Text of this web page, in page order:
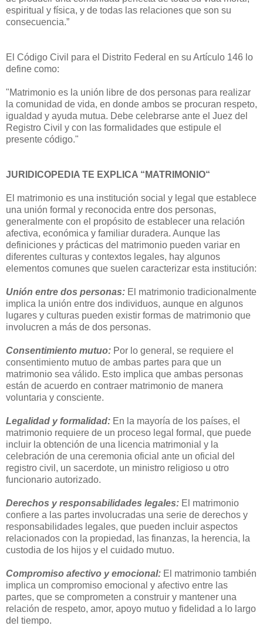
espiritual y física, y de todas las relaciones que son su
consecuencia.”
El Código Civil para el Distrito Federal en su Artículo 146 lo
define como:
"Matrimonio es la unión libre de dos personas para realizar
la comunidad de vida, en donde ambos se procuran respeto,
igualdad y ayuda mutua. Debe celebrarse ante el Juez del
Registro Civil y con las formalidades que estipule el
presente código."
JURIDICOPEDIA TE EXPLICA “MATRIMONIO“
El matrimonio es una institución social y legal que establece
una unión formal y reconocida entre dos personas,
generalmente con el propósito de establecer una relación
afectiva, económica y familiar duradera. Aunque las
definiciones y prácticas del matrimonio pueden variar en
diferentes culturas y contextos legales, hay algunos
elementos comunes que suelen caracterizar esta institución:
Unión entre dos personas: El matrimonio tradicionalmente
implica la unión entre dos individuos, aunque en algunos
lugares y culturas pueden existir formas de matrimonio que
involucren a más de dos personas.
Consentimiento mutuo: Por lo general, se requiere el
consentimiento mutuo de ambas partes para que un
matrimonio sea válido. Esto implica que ambas personas
están de acuerdo en contraer matrimonio de manera
voluntaria y consciente.
Legalidad y formalidad: En la mayoría de los países, el
matrimonio requiere de un proceso legal formal, que puede
incluir la obtención de una licencia matrimonial y la
celebración de una ceremonia oficial ante un oficial del
registro civil, un sacerdote, un ministro religioso u otro
funcionario autorizado.
Derechos y responsabilidades legales: El matrimonio
confiere a las partes involucradas una serie de derechos y
responsabilidades legales, que pueden incluir aspectos
relacionados con la propiedad, las finanzas, la herencia, la
custodia de los hijos y el cuidado mutuo.
Compromiso afectivo y emocional: El matrimonio también
implica un compromiso emocional y afectivo entre las
partes, que se comprometen a construir y mantener una
relación de respeto, amor, apoyo mutuo y fidelidad a lo largo
del tiempo.